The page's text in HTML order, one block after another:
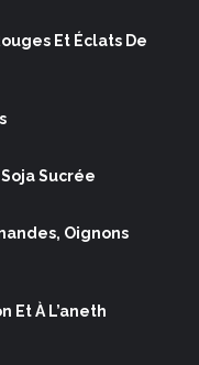
Et Éclats De
Sucrée
Oignons
Et À L’aneth